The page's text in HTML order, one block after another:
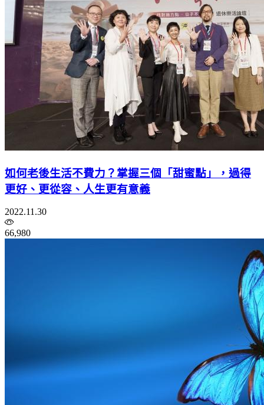
如何老後生活不費力？掌握三個「甜蜜點」，過得
更好、更從容、人生更有意義
2022.11.30
66,980